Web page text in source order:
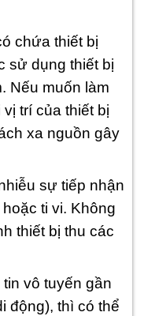
chứa thiết bị
sử dụng thiết bị
Nếu muốn làm
trí của thiết bị
xa nguồn gây
sự tiếp nhận
ti vi. Không
thiết bị thu các
vô tuyến gần
động), thì có thể